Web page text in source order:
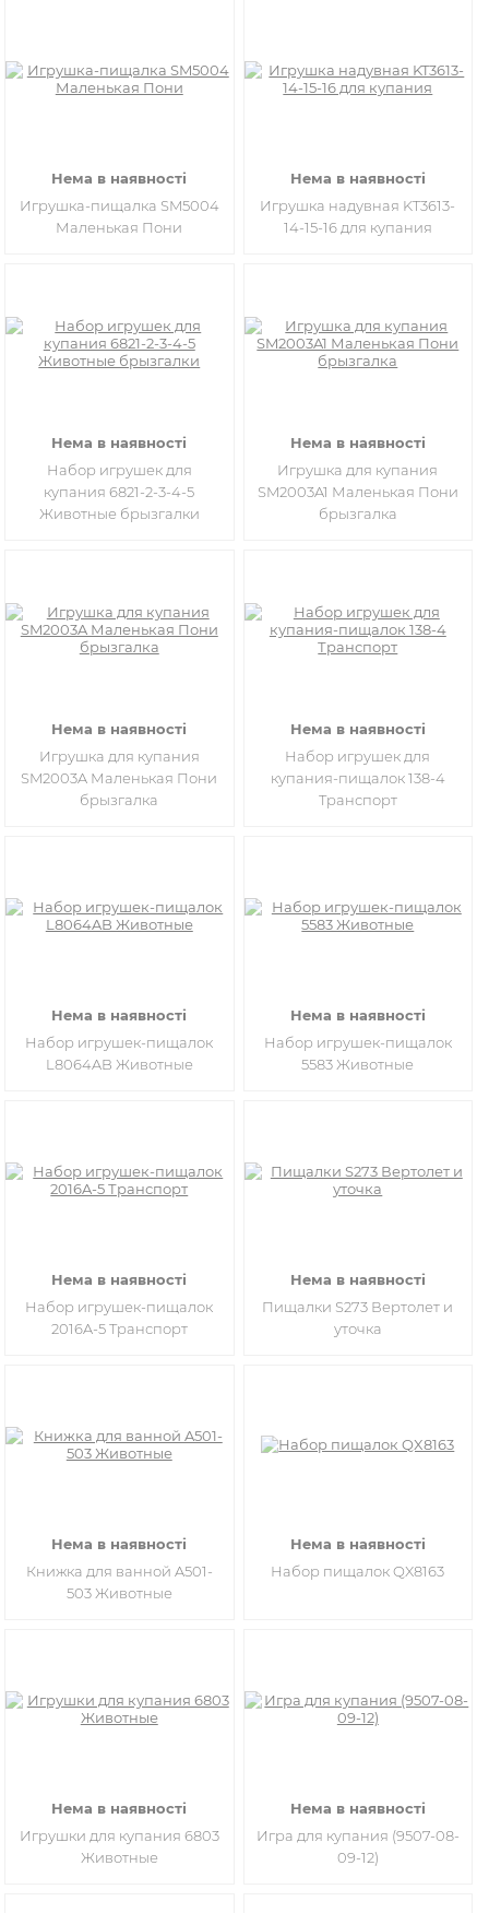
Нема в наявності
Игрушка-пищалка SM5004
Маленькая Пони
Нема в наявності
Игрушка надувная KT3613-
14-15-16 для купания
Нема в наявності
Набор игрушек для
купания 6821-2-3-4-5
Животные брызгалки
Нема в наявності
Игрушка для купания
SM2003A1 Маленькая Пони
брызгалка
Нема в наявності
Игрушка для купания
SM2003A Маленькая Пони
брызгалка
Нема в наявності
Набор игрушек для
купания-пищалок 138-4
Транспорт
Нема в наявності
Набор игрушек-пищалок
L8064AB Животные
Нема в наявності
Набор игрушек-пищалок
5583 Животные
Нема в наявності
Набор игрушек-пищалок
2016A-5 Транспорт
Нема в наявності
Пищалки S273 Вертолет и
уточка
Нема в наявності
Книжка для ванной A501-
503 Животные
Нема в наявності
Набор пищалок QX8163
Нема в наявності
Игрушки для купания 6803
Животные
Нема в наявності
Игра для купания (9507-08-
09-12)